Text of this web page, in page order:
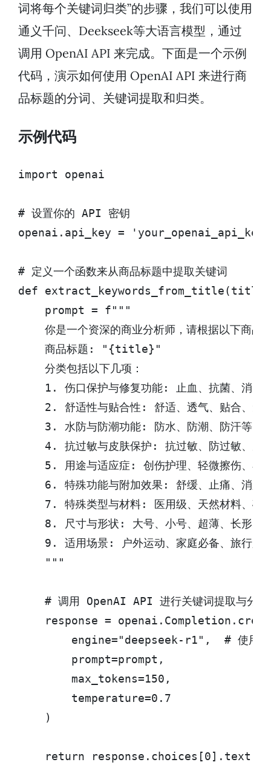
词将每个关键词归类”的步骤，我们可以使用
通义千问、Deekseek等大语言模型，通过
调用 OpenAI API 来完成。下面是一个示例
代码，演示如何使用 OpenAI API 来进行商
品标题的分词、关键词提取和归类。
示例代码
import openai
# 设置你的 API 密钥
openai.api_key = 'your_openai_api_key'
# 定义一个函数来从商品标题中提取关键词
def
    prompt = f"""
你是一个资深的商业分析师，请根据以下商品
    商品标题: "{title}"
    分类包括以下几项：
1. 伤口保护与修复功能: 止血、抗菌、消炎
2. 舒适性与贴合性: 舒适、透气、贴合、无
    3. 水防与防潮功能: 防水、防潮、防汗等。
4. 抗过敏与皮肤保护: 抗过敏、防过敏、皮
5. 用途与适应症: 创伤护理、轻微擦伤、小
6. 特殊功能与附加效果: 舒缓、止痛、消肿
7. 特殊类型与材料: 医用级、天然材料、硅
8. 尺寸与形状: 大号、小号、超薄、长形、
9. 适用场景: 户外运动、家庭必备、旅行必
    """
    # 调用 OpenAI API 进行关键词提取与分类
response =
engine="deepseek-r1",  # 使用
        prompt=prompt,
        max_tokens=150,
        temperature=0.7
    )
return